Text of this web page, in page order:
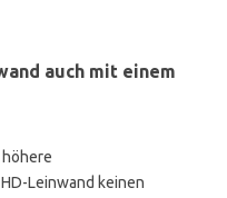
auch mit einem
Leinwand keinen